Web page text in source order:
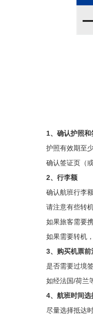
1、确认护照和
护照有效期至
确认签证页（
2、行李额
确认航班行李
请注意有些转
如果旅客需要
如果需要转机
3、购买机票前
是否需要过境
如经法国/荷兰
4、航班时间选
尽量选择抵达